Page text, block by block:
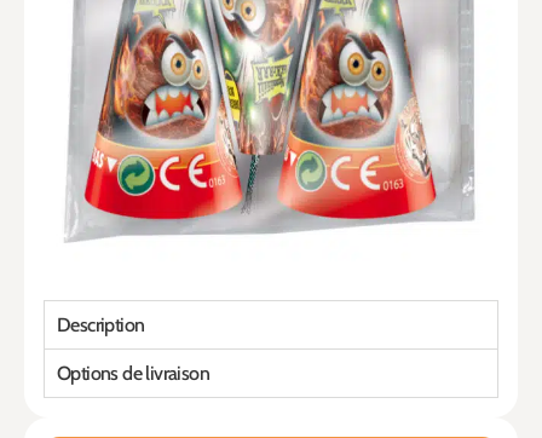
Description
Options de livraison